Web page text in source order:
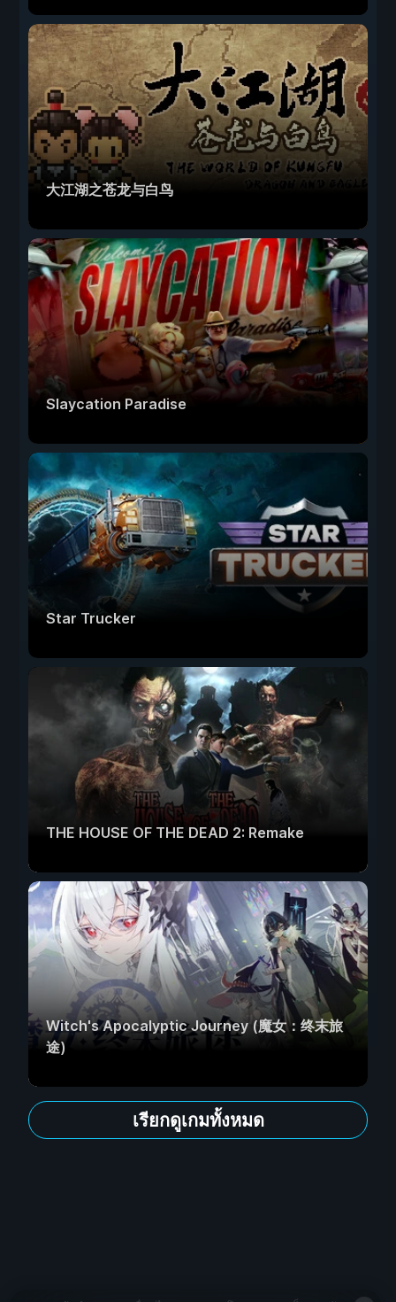
大江湖之苍龙与白鸟
Slaycation Paradise
Star Trucker
THE HOUSE OF THE DEAD 2: Remake
Witch's Apocalyptic Journey (魔女：终末旅
途)
เรียกดูเกมทั้งหมด